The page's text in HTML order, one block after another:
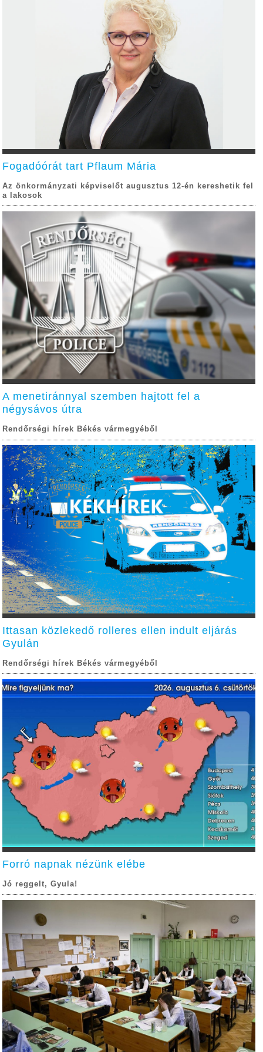
Fogadóórát tart Pflaum Mária
Az önkormányzati képviselőt augusztus 12-én kereshetik fel
a lakosok
A menetiránnyal szemben hajtott fel a
négysávos útra
Rendőrségi hírek Békés vármegyéből
Ittasan közlekedő rolleres ellen indult eljárás
Gyulán
Rendőrségi hírek Békés vármegyéből
Forró napnak nézünk elébe
Jó reggelt, Gyula!